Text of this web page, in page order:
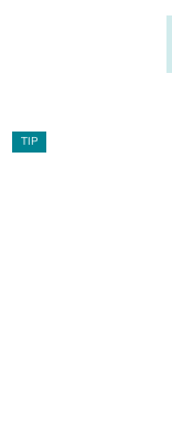
TIP